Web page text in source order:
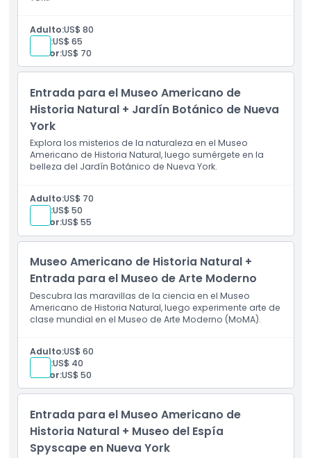
Política de Cancelación
Adulto:US$ 80
Niño:US$ 65
Senior:US$ 70
Entrada para el Museo Americano de
Historia Natural + Jardín Botánico de Nueva
York
Explora los misterios de la naturaleza en el Museo
Americano de Historia Natural, luego sumérgete en la
belleza del Jardín Botánico de Nueva York.
Adulto:US$ 70
Niño:US$ 50
Senior:US$ 55
Museo Americano de Historia Natural +
Entrada para el Museo de Arte Moderno
Descubra las maravillas de la ciencia en el Museo
Americano de Historia Natural, luego experimente arte de
clase mundial en el Museo de Arte Moderno (MoMA).
Adulto:US$ 60
Niño:US$ 40
Senior:US$ 50
Entrada para el Museo Americano de
Historia Natural + Museo del Espía
Spyscape en Nueva York